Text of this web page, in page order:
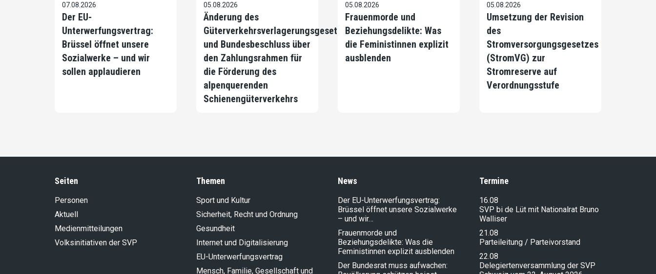
07.08.2026
Der EU-
Unterwerfungsvertrag:
Brüssel öffnet unsere
Sozialwerke – und wir
sollen applaudieren
05.08.2026
Änderung des
Güterverkehrsverlagerungsgesetzes
und Bundesbeschluss über
den Zahlungsrahmen für
die Förderung des
alpenquerenden
Schienengüterverkehrs
05.08.2026
Frauenmorde und
Beziehungsdelikte: Was
die Feministinnen explizit
ausblenden
05.08.2026
Umsetzung der Revision
des
Stromversorgungsgesetzes
(StromVG) zur
Stromreserve auf
Verordnungsstufe
Seiten
Personen
Aktuell
Medienmitteilungen
Volksinitiativen der SVP
Themen
Sport und Kultur
Sicherheit, Recht und Ordnung
Gesundheit
Internet und Digitalisierung
EU-Unterwerfungsvertrag
Mensch, Familie, Gesellschaft und
News
Der EU-Unterwerfungsvertrag:
Brüssel öffnet unsere Sozialwerke
– und wir…
Frauenmorde und
Beziehungsdelikte: Was die
Feministinnen explizit ausblenden
Der Bundesrat muss aufwachen:
Termine
16.08
SVP bi de Lüt mit Nationalrat Bruno
Walliser
21.08
Parteileitung / Parteivorstand
22.08
Delegiertenversammlung der SVP